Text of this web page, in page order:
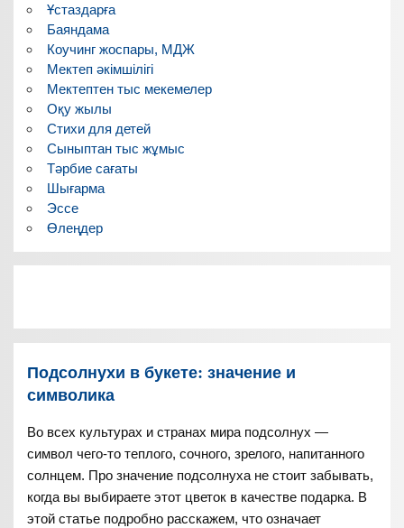
Ұстаздарға
Баяндама
Коучинг жоспары, МДЖ
Мектеп әкімшілігі
Мектептен тыс мекемелер
Оқу жылы
Стихи для детей
Сыныптан тыс жұмыс
Тәрбие сағаты
Шығарма
Эссе
Өлеңдер
Подсолнухи в букете: значение и
символика
Во всех культурах и странах мира подсолнух —
символ чего-то теплого, сочного, зрелого, напитанного
солнцем. Про значение подсолнуха не стоит забывать,
когда вы выбираете этот цветок в качестве подарка. В
этой статье подробно расскажем, что означает